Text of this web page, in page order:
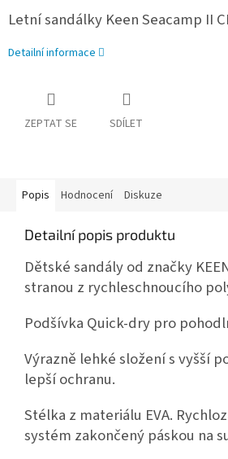
Letní sandálky Keen Seacamp II
Detailní informace
ZEPTAT SE SDÍLET
Popis Hodnocení Diskuze
Detailní popis produktu
Dětské sandály od značky
stranou z rychleschnoucího
Podšívka Quick-dry pro
Výrazně lehké složení s vyšší
lepší ochranu.
Stélka z materiálu EVA.
systém zakončený páskou na